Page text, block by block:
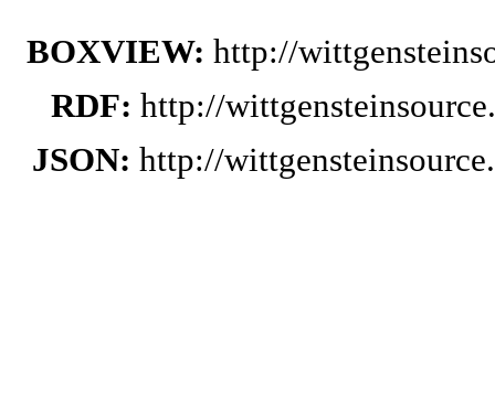
BOXVIEW: http://
RDF: http://
JSON: http://